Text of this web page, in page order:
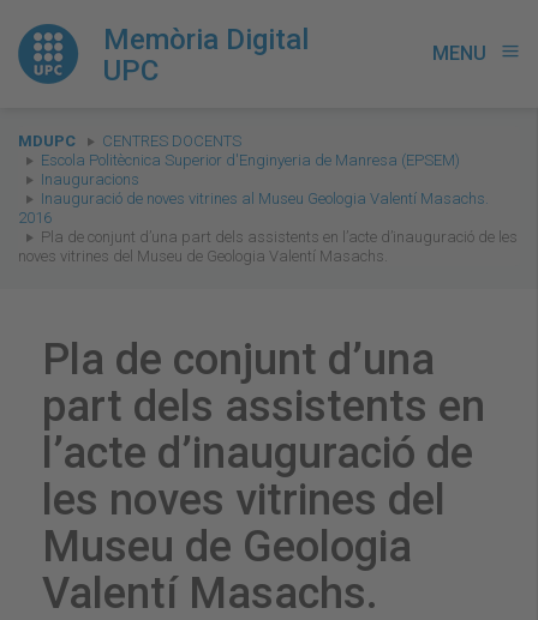
Memòria Digital
UPC
MENU menu
You
are
here:
MDUPC
CENTRES DOCENTS
Escola Politècnica Superior d'Enginyeria de Manresa (EPSEM)
Inauguracions
Inauguració de noves vitrines al Museu Geologia Valentí Masachs.
2016
Pla de conjunt d’una part dels assistents en l’acte d’inauguració de les
noves vitrines del Museu de Geologia Valentí Masachs.
Pla de conjunt d’una
part dels assistents en
l’acte d’inauguració de
les noves vitrines del
Museu de Geologia
Valentí Masachs.